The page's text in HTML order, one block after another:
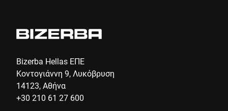
Bizerba Hellas ΕΠΕ
Κοντογιάννη 9, Λυκόβρυση
14123, Αθήνα
+30 210 61 27 600